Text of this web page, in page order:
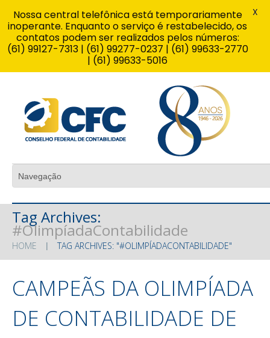
Tag Archives:
#OlimpíadaContabilidade
HOME TAG ARCHIVES: "#OLIMPÍADACONTABILIDADE"
CAMPEÃS DA OLIMPÍADA
DE CONTABILIDADE DE
Nossa central telefônica está temporariamente
inoperante. Enquanto o serviço é restabelecido, os
contatos podem ser realizados pelos números:
(61) 99127-7313 | (61) 99277-0237 | (61) 99633-2770
| (61) 99633-5016
X